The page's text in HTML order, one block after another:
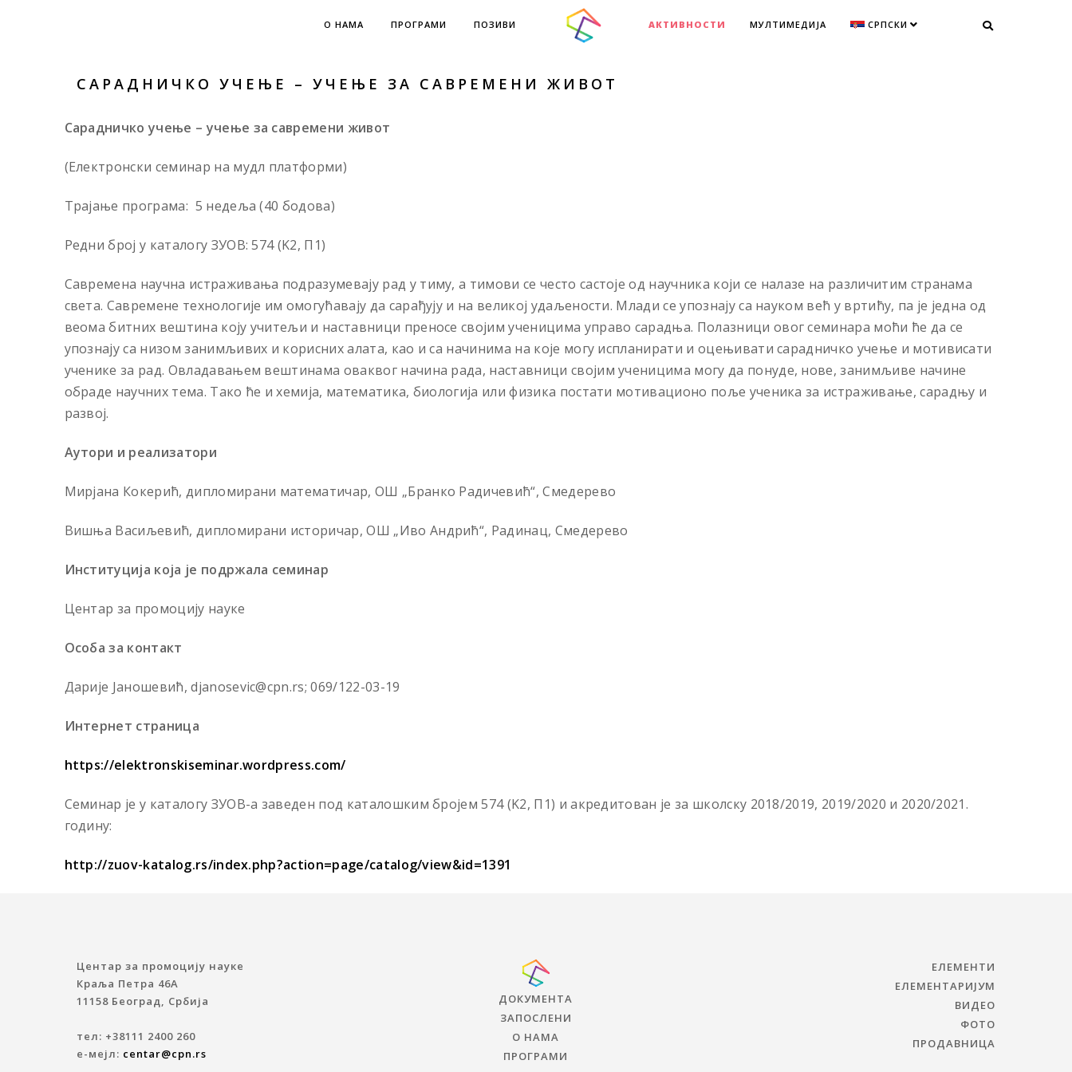
О НАМА ПРОГРАМИ ПОЗИВИ АКТИВНОСТИ МУЛТИМЕДИЈА СРПСКИ
САРАДНИЧКО УЧЕЊЕ – УЧЕЊЕ ЗА САВРЕМЕНИ ЖИВОТ
Сарадничко учење – учење за савремени живот
(Електронски семинар на мудл платформи)
Трајање програма: 5 недеља (40 бодова)
Редни број у каталогу ЗУОВ: 574 (K2, П1)
Савремена научна истраживања подразумевају рад у тиму, а тимови се често састоје од научника који се налазе на различитим странама
света. Савремене технологије им омогућавају да сарађују и на великој удаљености. Млади се упознају са науком већ у вртићу, па је једна од
веома битних вештина коју учитељи и наставници преносе својим ученицима управо сарадња. Полазници овог семинара моћи ће да се
упознају са низом занимљивих и корисних алата, као и са начинима на које могу испланирати и оцењивати сарадничко учење и мотивисати
ученике за рад. Овладавањем вештинама оваквог начина рада, наставници својим ученицима могу да понуде, нове, занимљиве начине
обраде научних тема. Тако ће и хемија, математика, биологија или физика постати мотивационо поље ученика за истраживање, сарадњу и
развој.
Аутори и реализатори
Мирјана Кокерић, дипломирани математичар, ОШ „Бранко Радичевић“, Смедерево
Вишња Васиљевић, дипломирани историчар, ОШ „Иво Андрић“, Радинац, Смедерево
Институција која је подржала семинар
Центар за промоцију науке
Особа за контакт
Дарије Јаношевић, djanosevic@cpn.rs; 069/122-03-19
Интернет страница
https://elektronskiseminar.wordpress.com/
Семинар је у каталогу ЗУОВ-а заведен под каталошким бројем 574 (K2, П1) и акредитован је за школску 2018/2019, 2019/2020 и 2020/2021.
годину:
http://zuov-katalog.rs/index.php?action=page/catalog/view&id=1391
Центар за промоцију науке
Краља Петра 46A
11158 Београд, Србија
тел: +38111 2400 260
е-мејл: centar@cpn.rs
ДОКУМЕНТА
ЗАПОСЛЕНИ
О НАМА
ПРОГРАМИ
ЕЛЕМЕНТИ
ЕЛЕМЕНТАРИЈУМ
ВИДЕО
ФОТО
ПРОДАВНИЦА